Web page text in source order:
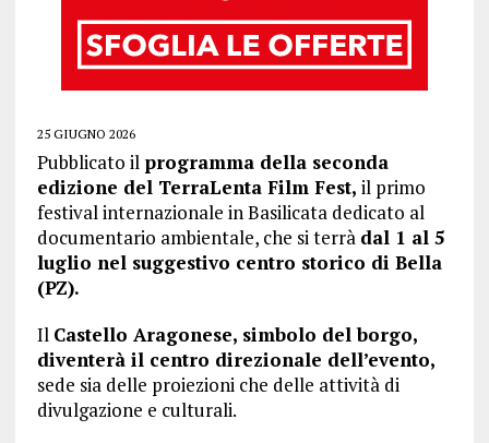
25 GIUGNO 2026
Pubblicato ilprogramma della seconda
edizione del TerraLenta Film Fest, il primo
festival internazionale in Basilicata dedicato al
documentario ambientale, che si terrà dal 1 al 5
luglio nel suggestivo centro storico di Bella
(PZ).
Il Castello Aragonese, simbolo del borgo,
diventerà il centro direzionale dell’evento,
sede sia delle proiezioni che delle attività di
divulgazione e culturali.